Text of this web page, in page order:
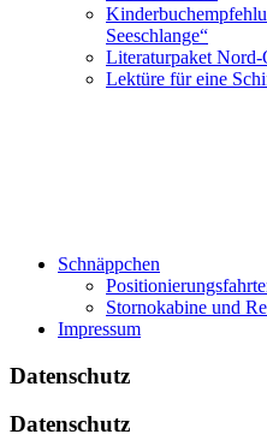
Seeschlange“
Literaturpaket Nord-
Lektüre für eine
Schnäppchen
Stornokabine und
Impressum
Datenschutz
Datenschutz